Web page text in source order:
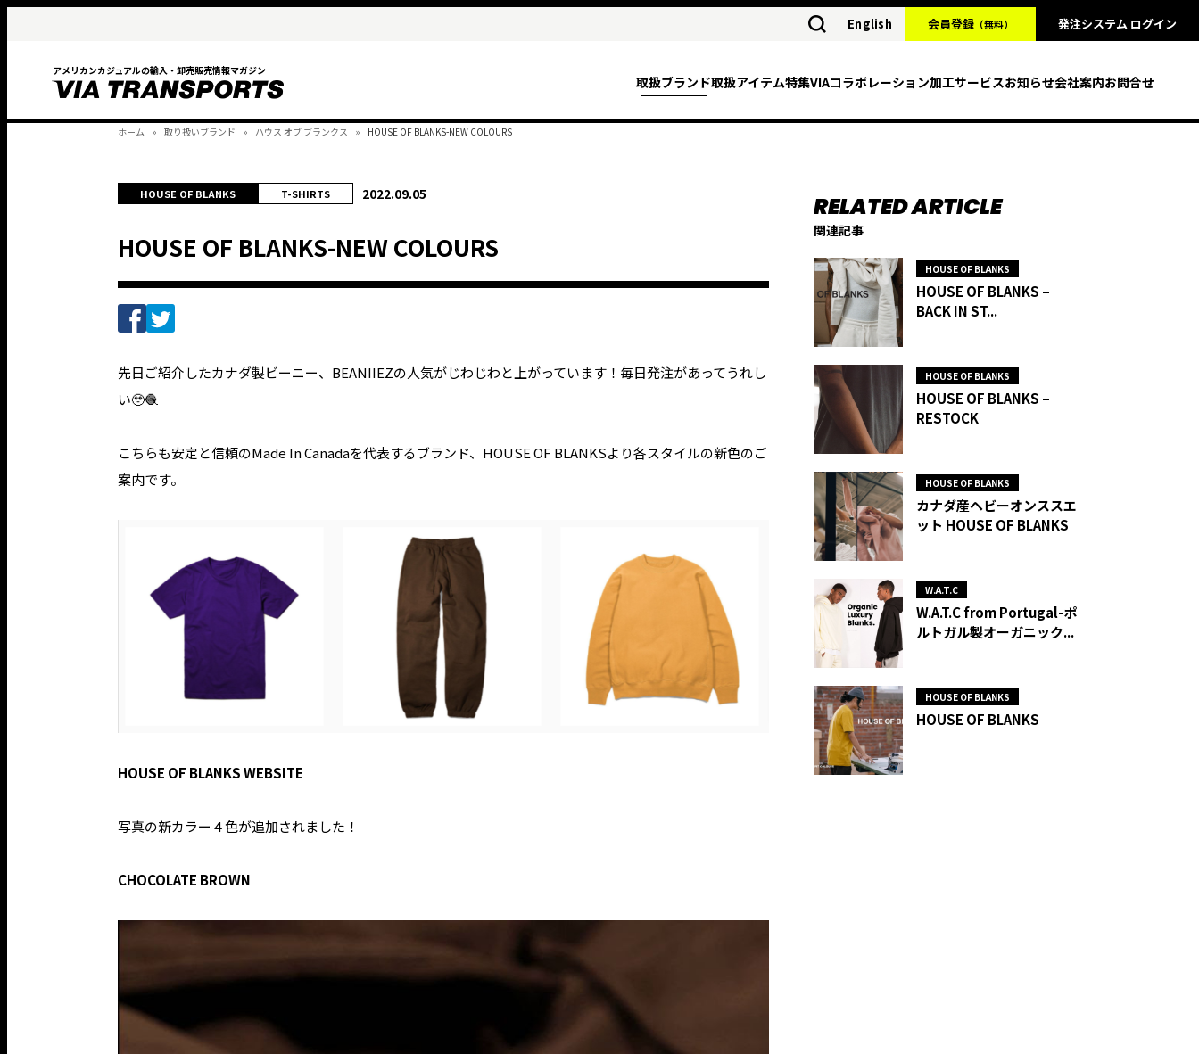
English 会員登録 （無料） 発注システム ログイン
アメリカンカジュアルの輸入・卸売販売情報マガジン
取扱ブランド取扱アイテム特集VIAコラボレーション加工サービスお知らせ会社案内お問合せ
ホーム 取り扱いブランド ハウス オブ ブランクス HOUSE OF BLANKS-NEW COLOURS
HOUSE OF BLANKS T-SHIRTS 2022.09.05
HOUSE OF BLANKS-NEW COLOURS
先日ご紹介したカナダ製ビーニー、BEANIIEZの人気がじわじわと上がっています！毎日発注があってうれし
い🥹🧶
こちらも安定と信頼のMade In Canadaを代表するブランド、HOUSE OF BLANKSより各スタイルの新色のご
案内です。
HOUSE OF BLANKS WEBSITE
写真の新カラー４色が追加されました！
CHOCOLATE BROWN
関連記事
HOUSE OF BLANKS
HOUSE OF BLANKS –
BACK IN ST...
HOUSE OF BLANKS
HOUSE OF BLANKS –
RESTOCK
HOUSE OF BLANKS
カナダ産ヘビーオンススエ
ット HOUSE OF BLANKS
W.A.T.C
W.A.T.C from Portugal-ポ
ルトガル製オーガニック...
HOUSE OF BLANKS
HOUSE OF BLANKS